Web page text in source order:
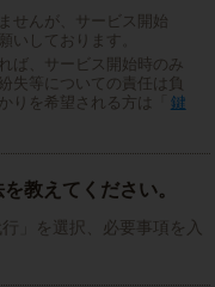
せんが、サービス開始
いしております。
ば、サービス開始時のみ
失等についての責任は負
りを希望される方は「
鍵
教えてください。
」を選択、必要事項を入